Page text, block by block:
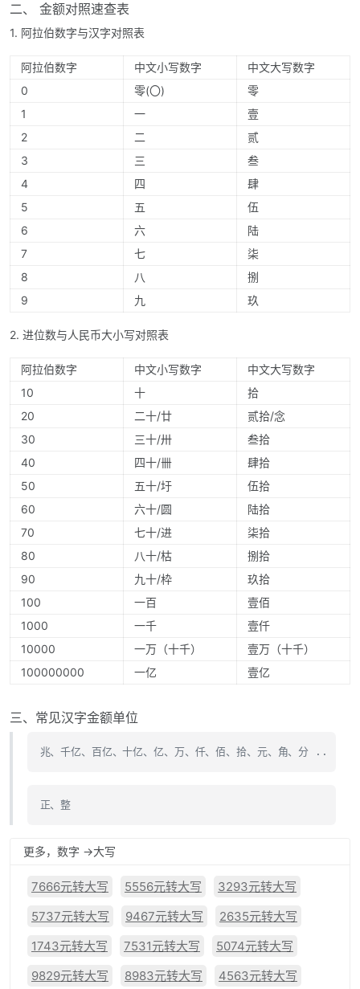
二、 金额对照速查表
1. 阿拉伯数字与汉字对照表
阿拉伯数字 中文小写数字
中文大写数字
0
零(〇)
零
1
一
壹
2
二
贰
3
三
叁
4
四
肆
5
五
伍
6
六
陆
7
七
柒
8
八
捌
9
九 玖
2. 进位数与人民币大小写对照表
阿拉伯数字 中文小写数字
中文大写数字
10
十
拾
20
二十/廿
贰拾/念
30
三十/卅
叁拾
40
四十/卌
肆拾
50
五十/圩
伍拾
60
六十/圆
陆拾
70
七十/进
柒拾
80
八十/枯
捌拾
90
九十/枠
玖拾
100
一百
壹佰
1000
一千
壹仟
10000
一万（十千）
壹万（十千）
100000000
一亿 壹亿
三、常见汉字金额单位
兆、千亿、百亿、十亿、亿、万、仟、佰、拾、元、角、分 ..
正、整
更多，数字 ->大写
7666元转大写 5556元转大写
3293元转大写
5737元转大写
9467元转大写
2635元转大写
1743元转大写
7531元转大写
5074元转大写
9829元转大写
8983元转大写
4563元转大写